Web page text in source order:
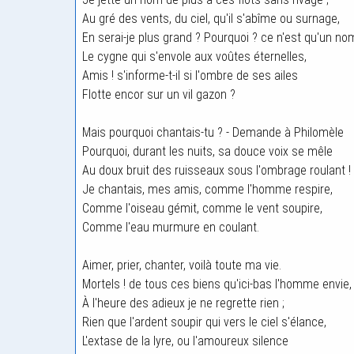
Au gré des vents, du ciel, qu'il s'abîme ou surnage,
En serai-je plus grand ? Pourquoi ? ce n'est qu'un
Le cygne qui s'envole aux voûtes éternelles,
Amis ! s'informe-t-il si l'ombre de ses ailes
Flotte encor sur un vil gazon ?
Mais pourquoi chantais-tu ? - Demande à Philomèle
Pourquoi, durant les nuits, sa douce voix se mêle
Au doux bruit des ruisseaux sous l'ombrage roulant !
Je chantais, mes amis, comme l'homme respire,
Comme l'oiseau gémit, comme le vent soupire,
Comme l'eau murmure en coulant.
Aimer, prier, chanter, voilà toute ma vie.
Mortels ! de tous ces biens qu'ici-bas l'homme envie,
À l'heure des adieux je ne regrette rien ;
Rien que l'ardent soupir qui vers le ciel s'élance,
L'extase de la lyre, ou l'amoureux silence